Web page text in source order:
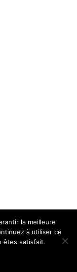
la meilleure
à utiliser ce
êtes satisfait.